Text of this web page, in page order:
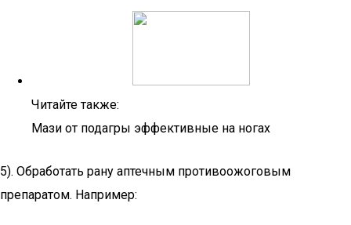
Читайте также:
Мази от подагры эффективные на ногах
5). Обработать рану аптечным противоожоговым
препаратом. Например: